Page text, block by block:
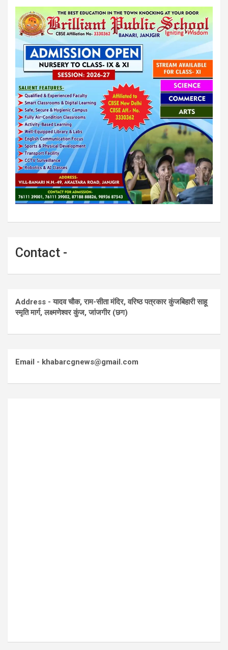
Contact -
Address - यादव चौक, राम-सीता मंदिर, वरिष्ठ पत्रकार कुंजबिहारी साहू
स्मृति मार्ग, लक्ष्मणेश्वर कुंज, जांजगीर (छग)
Email - khabarcgnews@gmail.com